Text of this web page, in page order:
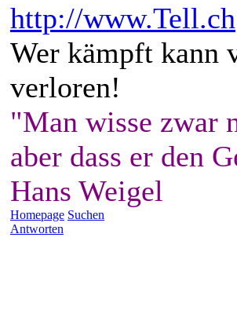
http://www.Tell.ch
Wer kämpft kann
verloren!
"Man wisse zwar
aber dass er den
Hans Weigel
Homepage Suchen
Antworten